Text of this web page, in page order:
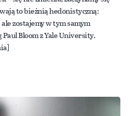
to bieżnią hedonistyczną:
zostajemy w tym samym
Bloom z Yale University.